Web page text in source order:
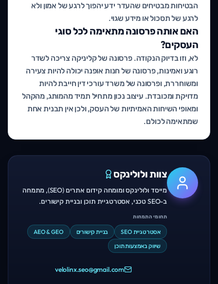
הבטיחות מבטיחים שהעדר ידע יהפוך לרגע של אמון ולא
לרגע של תסכול או מידע שגוי.
האם אותה פרסונה מתאימה לכל סוגי
העסקים?
לא, וזו בדיוק הנקודה. פרסונה של קליניקה צריכה לשדר
רוגע ואמינות, פרסונה של חנות אופנה יכולה להיות צעירה
ומשוחררת, ופרסונה של משרד עורכי דין חייבת להיות
מדויקת ומכובדת. עיצוב נכון מתחיל תמיד מהמותג, מהקהל
ומאופי השיחות האמיתיות של העסק, ולכן אין תבנית אחת
שמתאימה לכולם.
צוות ולולינקס
מייסד ולולינקס ומומחה קידום אתרים (SEO), מתמחה
ב-SEO טכני, אסטרטגיית תוכן ובניית קישורים.
תחומי התמחות
אסטרטגיית SEO בניית קישורים
AEO & GEO
שיווק באמצעות תוכן
velolinx.seo@gmail.com